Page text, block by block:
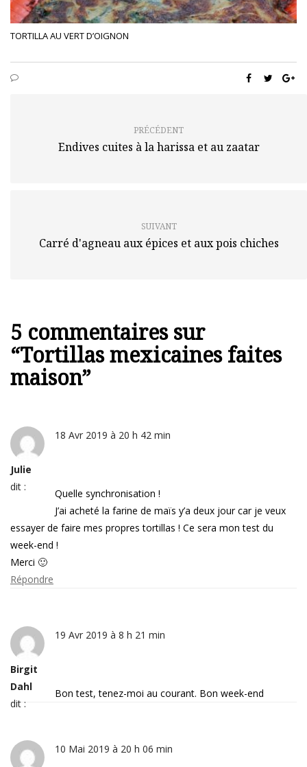
TORTILLA AU VERT D’OIGNON
PRÉCÉDENT
Endives cuites à la harissa et au zaatar
SUIVANT
Carré d'agneau aux épices et aux pois chiches
5 commentaires sur
“Tortillas mexicaines faites
maison”
Julie
dit :
18 Avr 2019 à 20 h 42 min
Quelle synchronisation !
J’ai acheté la farine de maïs y’a deux jour car je veux
essayer de faire mes propres tortillas ! Ce sera mon test du
week-end !
Merci 🙂
Répondre
Birgit
Dahl
dit :
19 Avr 2019 à 8 h 21 min
Bon test, tenez-moi au courant. Bon week-end
10 Mai 2019 à 20 h 06 min